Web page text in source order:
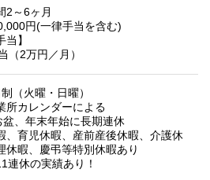
2～6ヶ月
円(一律手当を含む)
当】
（2万円／月）
（火曜・日曜）
所カレンダーによる
盆、年末年始に長期連休
、育児休暇、産前産後休暇、介護休
休暇、慶弔等特別休暇あり
連休の実績あり！